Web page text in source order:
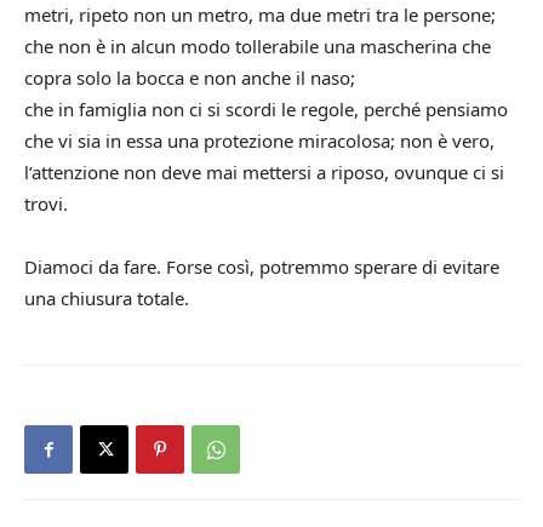
metri, ripeto non un metro, ma due metri tra le persone;
che non è in alcun modo tollerabile una mascherina che
copra solo la bocca e non anche il naso;
che in famiglia non ci si scordi le regole, perché pensiamo
che vi sia in essa una protezione miracolosa; non è vero,
l’attenzione non deve mai mettersi a riposo, ovunque ci si
trovi.
Diamoci da fare. Forse così, potremmo sperare di evitare
una chiusura totale.